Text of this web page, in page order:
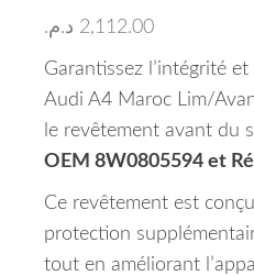
2,112.00 د.م.
Garantissez l’intégrité
Audi A4 Maroc Lim/
le revêtement avant du
OEM 8W0805594 et
Ce revêtement est
protection
tout en améliorant